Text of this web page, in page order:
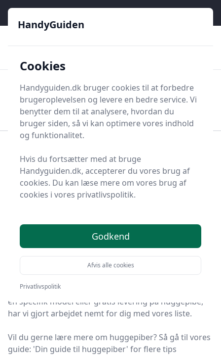
HandyGuiden
Søg nu
Søg nu
Håndværktøj
Mejsler Huggepibe
Topliste over de 1
bedste huggepiber i
2025
Du er landet på HandyGuiden, hvor du finder de
bedste huggepiber. Vi har udvalgt 1 produkter til dig!
Hvad enten du leder efter kvalitet, et prisvenligt valg,
en specifik model eller gratis levering på huggepibe,
har vi gjort arbejdet nemt for dig med vores liste.
Vil du gerne lære mere om huggepiber? Så gå til vores
guide: 'Din guide til huggepiber' for flere tips
HandyGuiden
Cookies
Handyguiden.dk bruger cookies til at forbedre
brugeroplevelsen og levere en bedre service. Vi
benytter dem til at analysere, hvordan du
bruger siden, så vi kan optimere vores indhold
og funktionalitet.
Hvis du fortsætter med at bruge
Handyguiden.dk, accepterer du vores brug af
cookies. Du kan læse mere om vores brug af
cookies i vores privatlivspolitik.
Godkend
Afvis alle cookies
Privatlivspolitik